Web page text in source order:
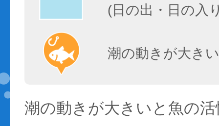
(日の出・日の入
潮の動きが大き
潮の動きが大きいと魚の